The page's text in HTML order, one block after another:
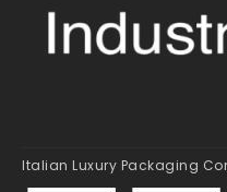
Italian Luxury Packaging